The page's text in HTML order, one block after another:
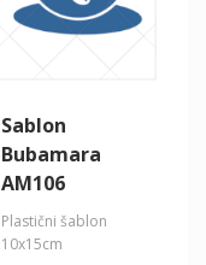
Sablon
Bubamara
AM106
Plastični šablon
10x15cm